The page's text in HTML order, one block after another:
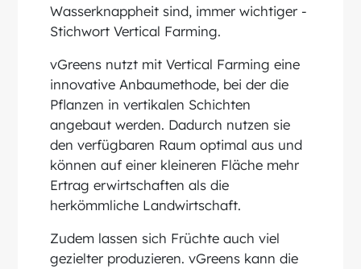
Wasserknappheit sind, immer wichtiger -
Stichwort Vertical Farming.
vGreens nutzt mit Vertical Farming eine
innovative Anbaumethode, bei der die
Pflanzen in vertikalen Schichten
angebaut werden. Dadurch nutzen sie
den verfügbaren Raum optimal aus und
können auf einer kleineren Fläche mehr
Ertrag erwirtschaften als die
herkömmliche Landwirtschaft.
Zudem lassen sich Früchte auch viel
gezielter produzieren. vGreens kann die